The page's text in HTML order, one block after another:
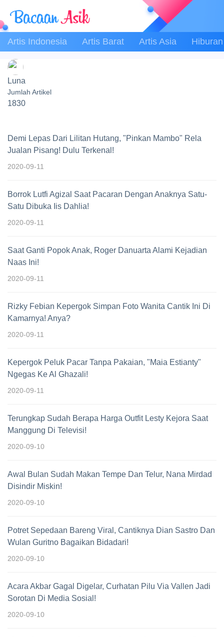
Artis Indonesia Artis Barat Artis Asia Hiburan
Luna
Jumlah Artikel
1830
Demi Lepas Dari Lilitan Hutang, "Pinkan Mambo" Rela
Jualan Pisang! Dulu Terkenal!
2020-09-11
Borrok Lutfi Agizal Saat Pacaran Dengan Anaknya Satu-
Satu Dibuka Iis Dahlia!
2020-09-11
Saat Ganti Popok Anak, Roger Danuarta Alami Kejadian
Naas Ini!
2020-09-11
Rizky Febian Kepergok Simpan Foto Wanita Cantik Ini Di
Kamarnya! Anya?
2020-09-11
Kepergok Peluk Pacar Tanpa Pakaian, "Maia Estianty"
Ngegas Ke Al Ghazali!
2020-09-11
Terungkap Sudah Berapa Harga Outfit Lesty Kejora Saat
Manggung Di Televisi!
2020-09-10
Awal Bulan Sudah Makan Tempe Dan Telur, Nana Mirdad
Disindir Miskin!
2020-09-10
Potret Sepedaan Bareng Viral, Cantiknya Dian Sastro Dan
Wulan Guritno Bagaikan Bidadari!
2020-09-10
Acara Akbar Gagal Digelar, Curhatan Pilu Via Vallen Jadi
Sorotan Di Media Sosial!
2020-09-10